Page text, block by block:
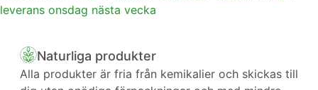
leverans onsdag nästa vecka
Naturliga produkter
Alla produkter är fria från kemikalier och skickas till